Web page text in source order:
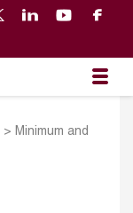
> Minimum and